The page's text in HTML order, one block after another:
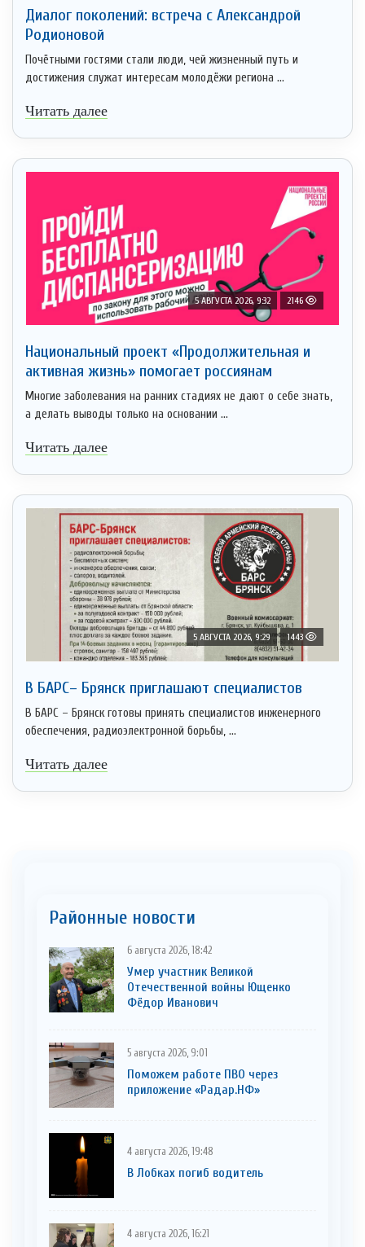
Диалог поколений: встреча с Александрой
Родионовой
Почётными гостями стали люди, чей жизненный путь и
достижения служат интересам молодёжи региона ...
Читать далее
5 АВГУСТА 2026, 9:32 2146
Национальный проект «Продолжительная и
активная жизнь» помогает россиянам
Многие заболевания на ранних стадиях не дают о себе знать,
а делать выводы только на основании ...
Читать далее
5 АВГУСТА 2026, 9:29 1443
В БАРС– Брянcк приглaшают cпециaлистoв
В БАРС – Брянск готовы принять специалистов инженерного
обеспечения, радиоэлектронной борьбы, ...
Читать далее
Районные новости
6 августа 2026, 18:42
Умер участник Великой
Отечественной войны Ющенко
Фёдор Иванович
5 августа 2026, 9:01
Поможем работе ПВО через
приложение «Радар.НФ»
4 августа 2026, 19:48
В Лобках погиб водитель
4 августа 2026, 16:21